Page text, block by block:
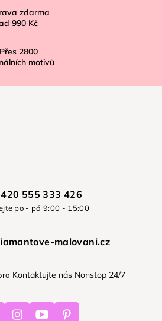
zdarma
990 Kč
Přes 2800
motivů
555 333 426
po - pá 9:00 - 15:00
malovani.cz
Kontaktujte nás Nonstop 24/7
InstagramYoutube Pinterest